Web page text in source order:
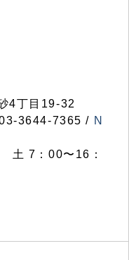
4丁目19-32
3644-7365 / N
土 7：00〜16：